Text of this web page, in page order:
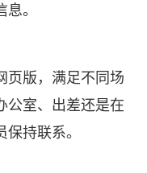
。
页版，满足不同场
公室、出差还是在
持联系。